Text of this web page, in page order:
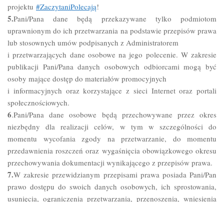
projektu #ZaczytaniPolecają!
5.Pani/Pana dane będą przekazywane tylko podmiotom
uprawnionym do ich przetwarzania na podstawie przepisów prawa
lub stosownych umów podpisanych z Administratorem
i przetwarzających dane osobowe na jego polecenie. W zakresie
publikacji Pani/Pana danych osobowych odbiorcami mogą być
osoby mające dostęp do materiałów promocyjnych
i informacyjnych oraz korzystające z sieci Internet oraz portali
społecznościowych.
6.Pani/Pana dane osobowe będą przechowywane przez okres
niezbędny dla realizacji celów, w tym w szczególności do
momentu wycofania zgody na przetwarzanie, do momentu
przedawnienia roszczeń oraz wygaśnięcia obowiązkowego okresu
przechowywania dokumentacji wynikającego z przepisów prawa.
7.W zakresie przewidzianym przepisami prawa posiada Pani/Pan
prawo dostępu do swoich danych osobowych, ich sprostowania,
usunięcia, ograniczenia przetwarzania, przenoszenia, wniesienia